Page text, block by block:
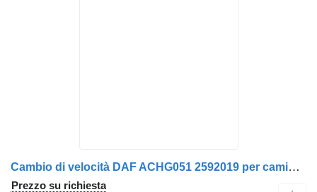
Cambio di velocità DAF ACHG051 2592019 per camion DAF LF
Prezzo su richiesta